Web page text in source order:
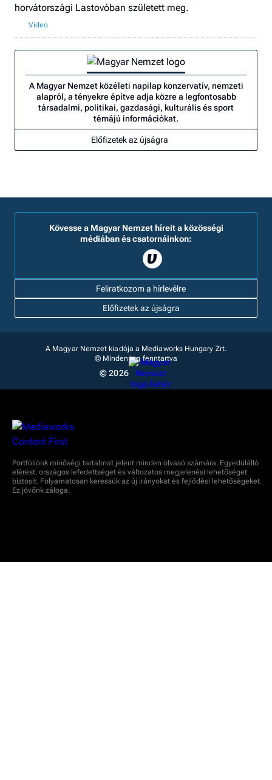
horvátországi Lastovóban született meg.
A Magyar Nemzet közéleti napilap konzervatív, nemzeti
alapról, a tényekre építve adja közre a legfontosabb
társadalmi, politikai, gazdasági, kulturális és sport
témájú információkat.
Előfizetek az újságra
Feliratkozom a hírlevélre
Kövesse a Magyar Nemzet híreit a közösségi
médiában és csatornáinkon:
Előfizetek az újságra
A Magyar Nemzet kiadója a Mediaworks Hungary Zrt.
© Minden jog fenntartva
© 2026
Portfóliónk minőségi tartalmat jelent minden olvasó számára. Egyedülálló
elérést, országos lefedettséget és változatos megjelenési lehetőséget
biztosít. Folyamatosan keressük az új irányokat és fejlődési lehetőségeket.
Ez jövőnk záloga.